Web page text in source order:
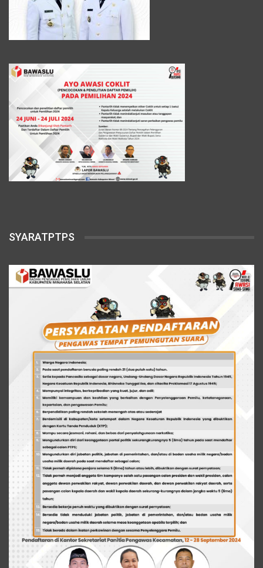
SYARATPTPS